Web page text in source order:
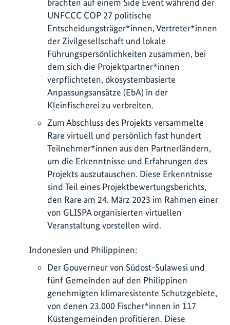
brachten auf einem Side Event während der
UNFCCC COP 27 politische
Entscheidungsträger*innen, Vertreter*innen
der Zivilgesellschaft und lokale
Führungspersönlichkeiten zusammen, bei
dem sich die Projektpartner*innen
verpflichteten, ökosystembasierte
Anpassungsansätze (EbA) in der
Kleinfischerei zu verbreiten.
Zum Abschluss des Projekts versammelte
Rare virtuell und persönlich fast hundert
Teilnehmer*innen aus den Partnerländern,
um die Erkenntnisse und Erfahrungen des
Projekts auszutauschen. Diese Erkenntnisse
sind Teil eines Projektbewertungsberichts,
den Rare am 24. März 2023 im Rahmen einer
von GLISPA organisierten virtuellen
Veranstaltung vorstellen wird.
Indonesien und Philippinen:
Der Gouverneur von Südost-Sulawesi und
fünf Gemeinden auf den Philippinen
genehmigten klimaresistente Schutzgebiete,
von denen 23.000 Fischer*innen in 117
Küstengemeinden profitieren. Diese